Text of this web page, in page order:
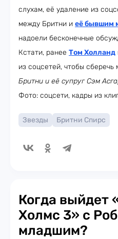
слухам, её удаление из
между Бритни и её бывшим
надоели бесконечные
Кстати, ранее Том Холланд
из соцсетей, чтобы сберечь
Бритни и её супруг Сэм
Фото: соцсети, кадры из
Звезды Бритни Спирс
Когда выйдет
Холмс 3» с
младшим?